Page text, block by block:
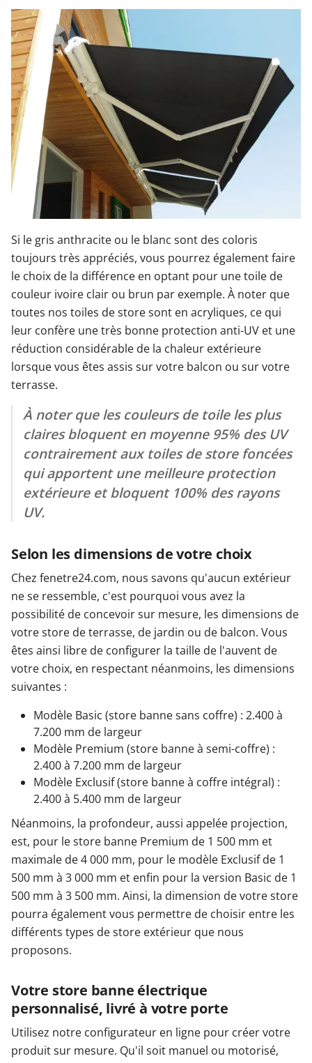
Si le gris anthracite ou le blanc sont des coloris
toujours très appréciés, vous pourrez également faire
le choix de la différence en optant pour une toile de
couleur ivoire clair ou brun par exemple. À noter que
toutes nos toiles de store sont en acryliques, ce qui
leur confère une très bonne protection anti-UV et une
réduction considérable de la chaleur extérieure
lorsque vous êtes assis sur votre balcon ou sur votre
terrasse.
À noter que les couleurs de toile les plus
claires bloquent en moyenne 95% des UV
contrairement aux toiles de store foncées
qui apportent une meilleure protection
extérieure et bloquent 100% des rayons
UV.
Selon les dimensions de votre choix
Chez fenetre24.com, nous savons qu'aucun extérieur
ne se ressemble, c'est pourquoi vous avez la
possibilité de concevoir sur mesure, les dimensions de
votre store de terrasse, de jardin ou de balcon. Vous
êtes ainsi libre de configurer la taille de l'auvent de
votre choix, en respectant néanmoins, les dimensions
suivantes :
Modèle Basic (store banne sans coffre) : 2.400 à
7.200 mm de largeur
Modèle Premium (store banne à semi-coffre) :
2.400 à 7.200 mm de largeur
Modèle Exclusif (store banne à coffre intégral) :
2.400 à 5.400 mm de largeur
Néanmoins, la profondeur, aussi appelée projection,
est, pour le store banne Premium de 1 500 mm et
maximale de 4 000 mm, pour le modèle Exclusif de 1
500 mm à 3 000 mm et enfin pour la version Basic de 1
500 mm à 3 500 mm. Ainsi, la dimension de votre store
pourra également vous permettre de choisir entre les
différents types de store extérieur que nous
proposons.
Votre store banne électrique
personnalisé, livré à votre porte
Utilisez notre configurateur en ligne pour créer votre
produit sur mesure. Qu'il soit manuel ou motorisé,